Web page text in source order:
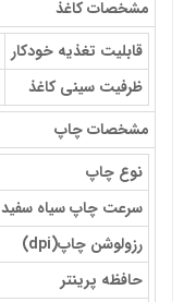
مشخصات کاغذ
قابلیت تغذیه خودکار
ظرفیت سینی کاغذ
مشخصات چاپ
نوع چاپ
سرعت چاپ سیاه سفید
رزولوشن چاپ(dpi)
حافظه پرينتر